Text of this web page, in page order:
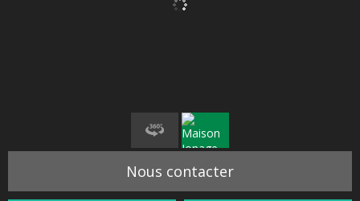
Nous contacter